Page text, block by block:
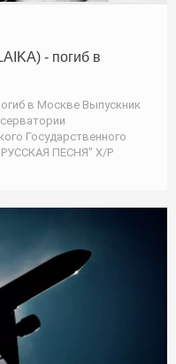
- погиб в
в Москве Выпускник
Государственного
ПЕСНЯ" Х/Р